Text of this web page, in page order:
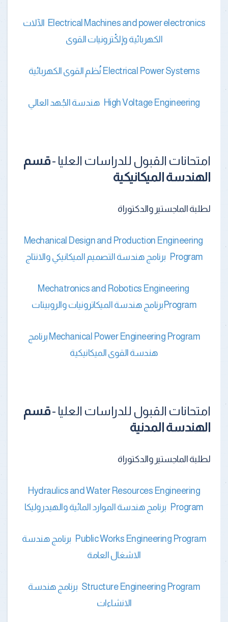
Electrical Machines and power electronics الآلات
الكهربائية وإلكْترونيات القوى
Electrical Power Systems نُظم القوى الكهربائية
High Voltage Engineering هندسة الجُهد العالي
امتحانات القبول للدراسات العليا -قسم
الهندسة الميكانيكية
لطلبة الماجستير والدكتوراة
Mechanical Design and Production Engineering
Program برنامج هندسة التصميم الميكانيكي والانتاج
Mechatronics and Robotics Engineering
Programبرنامج هندسة الميكاترونيات والروبيتات
Mechanical Power Engineering Program برنامج
هندسة القوى الميكانيكية
امتحانات القبول للدراسات العليا -قسم
الهندسة المدنية
لطلبة الماجستير والدكتوراة
Hydraulics and Water Resources Engineering
Program برنامج هندسة الموارد المائية والهيدروليكا
Public Works Engineering Program برنامج هندسة
الاشغال العامة
Structure Engineering Program برنامج هندسة
الانشاءات